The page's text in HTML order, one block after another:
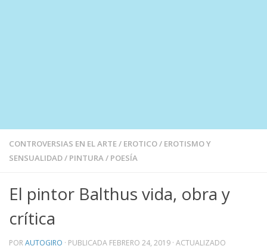
CONTROVERSIAS EN EL ARTE/ EROTICO/ EROTISMO Y
SENSUALIDAD/ PINTURA/ POESÍA
El pintor Balthus vida, obra y
crítica
PORAUTOGIRO · PUBLICADA FEBRERO 24, 2019 · ACTUALIZADO